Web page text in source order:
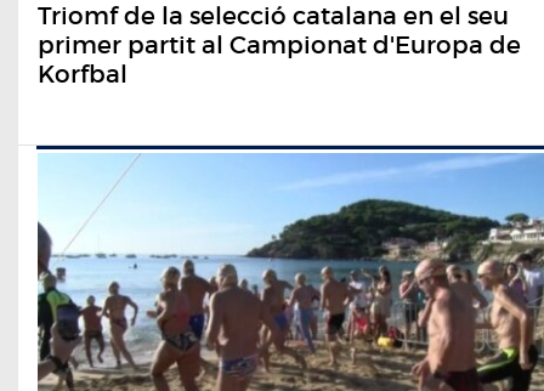
Triomf de la selecció catalana en el seu
primer partit al Campionat d'Europa de
Korfbal